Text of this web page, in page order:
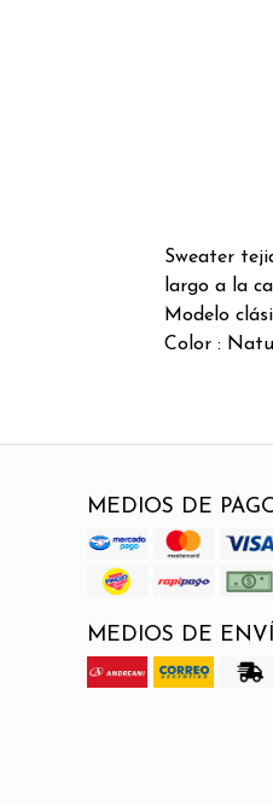
Sweater
largo a la
Modelo
Color :
MEDIOS DE
MEDIOS DE